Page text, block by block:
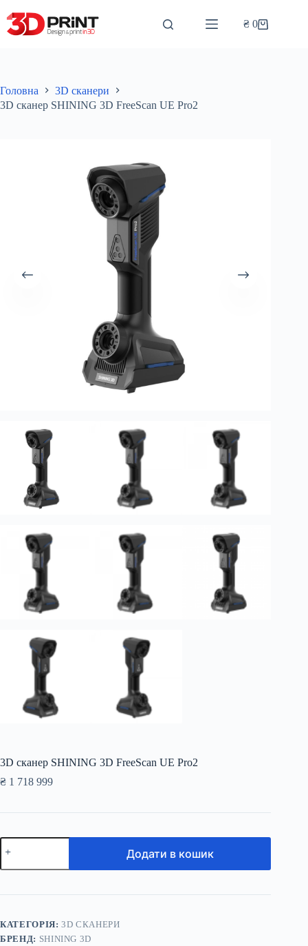
до
вмісту
Кошик
₴ 0
Головна
3D сканери
3D сканер SHINING 3D FreeScan UE Pro2
3D сканер SHINING 3D FreeScan UE Pro2
₴ 1 718 999
3D
сканер
кількість
Додати в кошик
КАТЕГОРІЯ:3D СКАНЕРИ
БРЕНД: SHINING 3D